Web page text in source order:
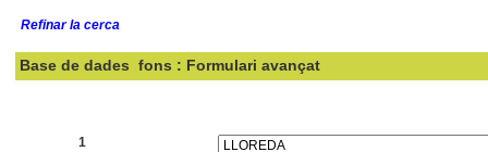
Refinar la cerca
Base de dades fons : Formulari avançat
1